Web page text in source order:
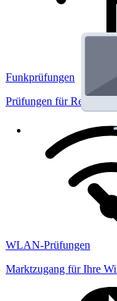
Funkprüfungen
Prüfungen für
WLAN-Prüfungen
Marktzugang für Ihre